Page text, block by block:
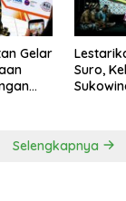
Gelar
Suro,
Selengkapnya